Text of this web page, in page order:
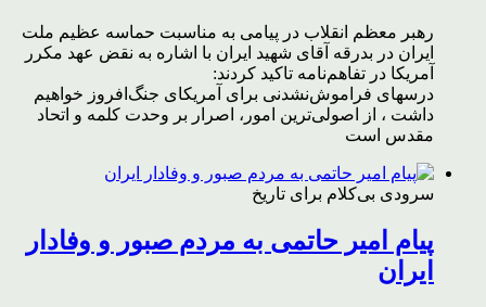
رهبر معظم انقلاب در پیامی به مناسبت حماسه عظیم ملت
ایران در بدرقه آقای شهید ایران با اشاره به نقض عهد مکرر
آمریکا در تفاهم‌نامه تاکید کردند:
درسهای فراموش‌نشدنی برای آمریکای جنگ‌افروز خواهیم
داشت ، از اصولی‌ترین امور، اصرار بر وحدت کلمه و اتحاد
مقدس است
سرودی بی‌کلام برای تاریخ
پیام امیر حاتمی به مردم صبور و وفادار
ایران